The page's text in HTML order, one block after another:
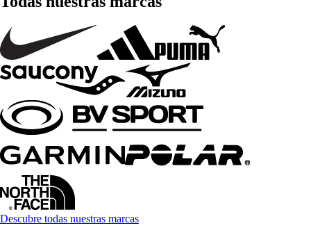
Descubre todas nuestras marcas